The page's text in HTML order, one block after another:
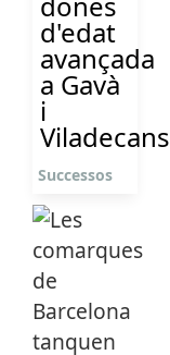
d'edat
avançada
a Gavà
i
Viladecans
Successos